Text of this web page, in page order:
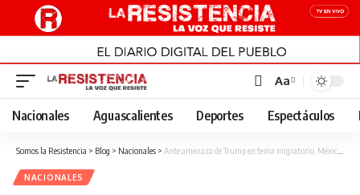
Font
Resizer
Aa
Nacionales Aguascalientes Deportes Espectáculos
Somos la Resistencia > Blog > Nacionales > Ante amenaza de Trump en tema migratorio, México fortalece consulados
NACIONALES